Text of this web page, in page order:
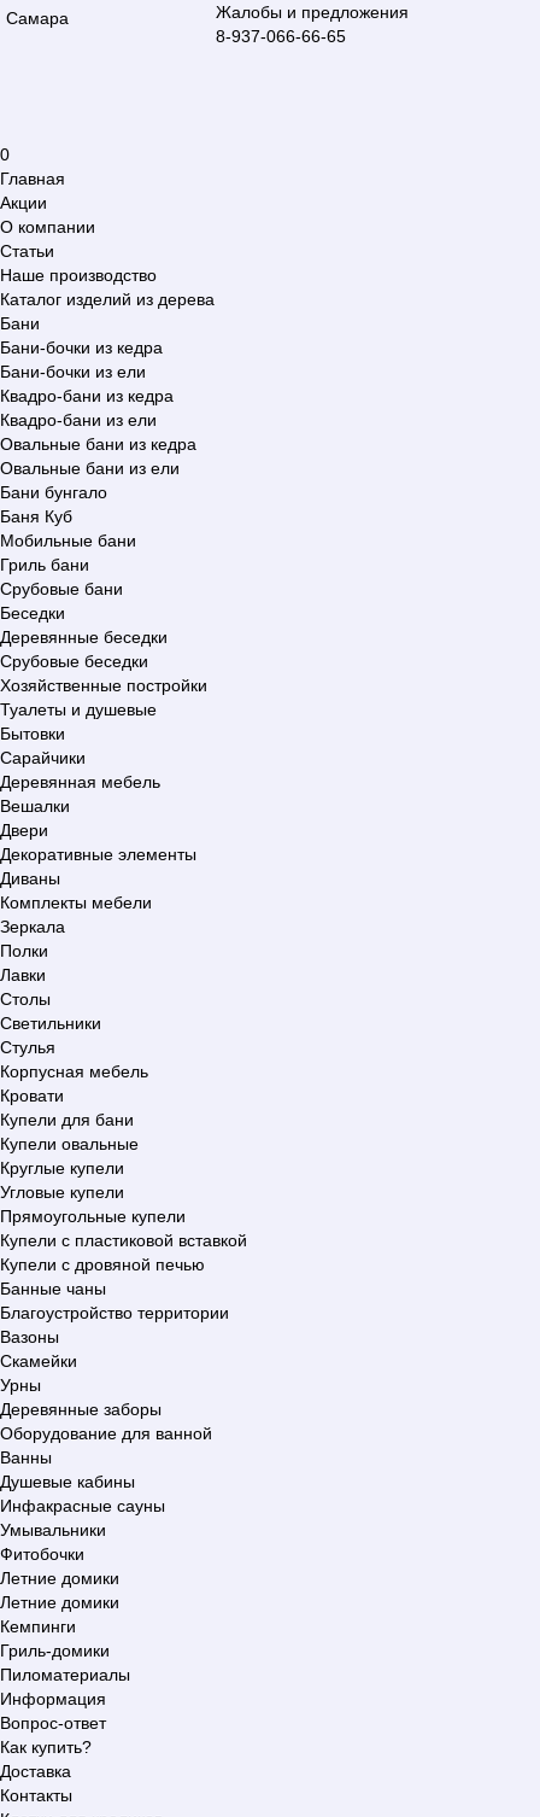
Самара
Жалобы и предложения
8-937-066-66-65
0
Главная
Акции
О компании
Статьи
Наше производство
Каталог изделий из дерева
Бани
Бани-бочки из кедра
Бани-бочки из ели
Квадро-бани из кедра
Квадро-бани из ели
Овальные бани из кедра
Овальные бани из ели
Бани бунгало
Баня Куб
Мобильные бани
Гриль бани
Срубовые бани
Беседки
Деревянные беседки
Срубовые беседки
Хозяйственные постройки
Туалеты и душевые
Бытовки
Сарайчики
Деревянная мебель
Вешалки
Двери
Декоративные элементы
Диваны
Комплекты мебели
Зеркала
Полки
Лавки
Столы
Светильники
Стулья
Корпусная мебель
Кровати
Купели для бани
Купели овальные
Круглые купели
Угловые купели
Прямоугольные купели
Купели с пластиковой вставкой
Купели с дровяной печью
Банные чаны
Благоустройство территории
Вазоны
Скамейки
Урны
Деревянные заборы
Оборудование для ванной
Ванны
Душевые кабины
Инфакрасные сауны
Умывальники
Фитобочки
Летние домики
Летние домики
Кемпинги
Гриль-домики
Пиломатериалы
Информация
Вопрос-ответ
Как купить?
Доставка
Контакты